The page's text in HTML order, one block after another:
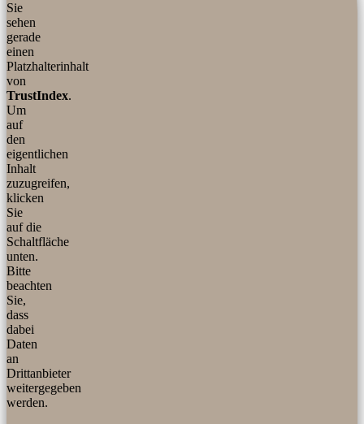
Sie
sehen
gerade
einen
Platzhalterinhalt
von
TrustIndex.
Um
auf
den
eigentlichen
Inhalt
zuzugreifen,
klicken
Sie
auf die
Schaltfläche
unten.
Bitte
beachten
Sie,
dass
dabei
Daten
an
Drittanbieter
weitergegeben
werden.